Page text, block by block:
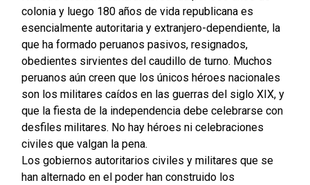
colonia y luego 180 años de vida republicana es
esencialmente autoritaria y extranjero-dependiente, la
que ha formado peruanos pasivos, resignados,
obedientes sirvientes del caudillo de turno. Muchos
peruanos aún creen que los únicos héroes nacionales
son los militares caídos en las guerras del siglo XIX, y
que la fiesta de la independencia debe celebrarse con
desfiles militares. No hay héroes ni celebraciones
civiles que valgan la pena.
Los gobiernos autoritarios civiles y militares que se
han alternado en el poder han construido los